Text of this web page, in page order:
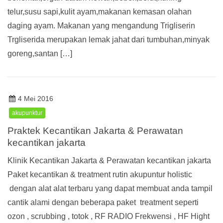
telur,susu sapi,kulit ayam,makanan kemasan olahan
daging ayam. Makanan yang mengandung Trigliserin
Trgliserida merupakan lemak jahat dari tumbuhan,minyak
goreng,santan […]
4 Mei 2016
akupunktur
Praktek Kecantikan Jakarta & Perawatan
kecantikan jakarta
Klinik Kecantikan Jakarta & Perawatan kecantikan jakarta
Paket kecantikan & treatment rutin akupuntur holistic
dengan alat alat terbaru yang dapat membuat anda tampil
cantik alami dengan beberapa paket treatment seperti
ozon , scrubbing , totok , RF RADIO Frekwensi , HF Hight